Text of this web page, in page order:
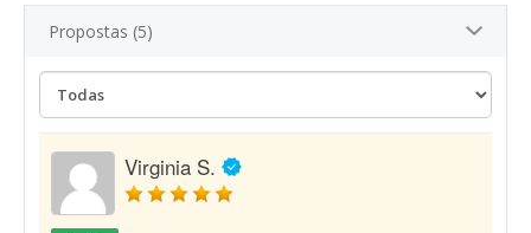
Propostas (5)
Virginia S.